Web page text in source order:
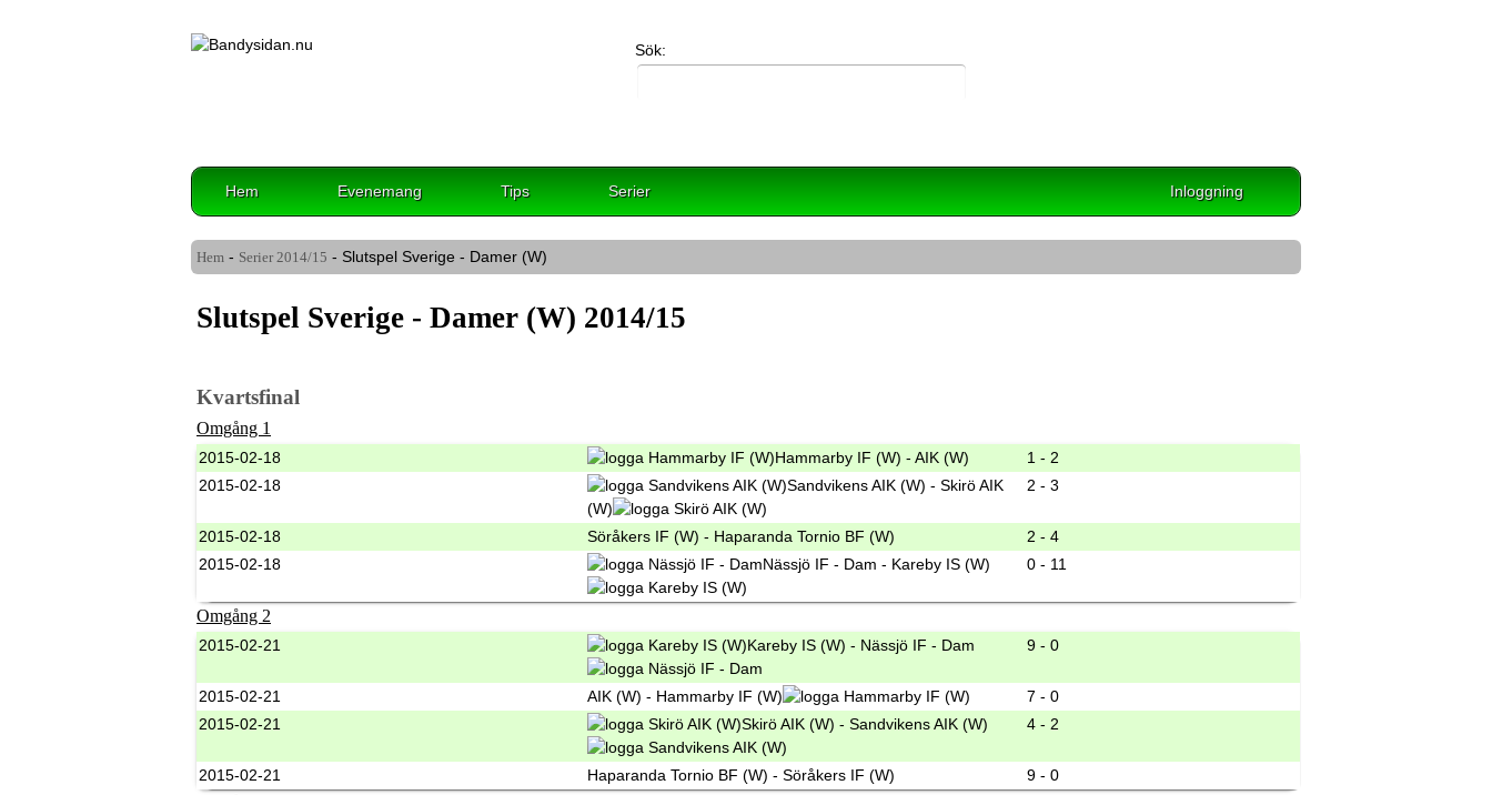
Sök:
Hem Evenemang Tips Serier Inloggning
Hem - Serier 2014/15 - Slutspel Sverige - Damer (W)
Slutspel Sverige - Damer (W) 2014/15
Kvartsfinal
Omgång 1
2015-02-18 Hammarby IF (W) - AIK (W)
1 - 2
2015-02-18
Sandvikens AIK (W) - Skirö AIK
(W)
2 - 3
2015-02-18 Söråkers IF (W) - Haparanda Tornio BF (W)
2 - 4
2015-02-18
Nässjö IF - Dam - Kareby IS (W) 0 - 11
Omgång 2
2015-02-21 Kareby IS (W) - Nässjö IF - Dam 9 - 0
2015-02-21 AIK (W) - Hammarby IF (W)
7 - 0
2015-02-21
Skirö AIK (W) - Sandvikens AIK (W) 4 - 2
2015-02-21 Haparanda Tornio BF (W) - Söråkers IF (W) 9 - 0